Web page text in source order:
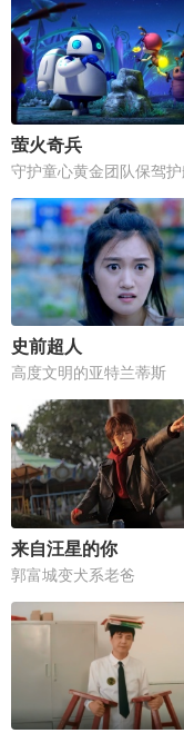
萤火奇兵
守护童心黄金团队保驾护
史前超人
高度文明的亚特兰蒂斯
来自汪星的你
郭富城变犬系老爸